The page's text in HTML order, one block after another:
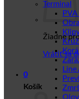
Žiadne
Vrátiť sa
0
Košík
Terminal